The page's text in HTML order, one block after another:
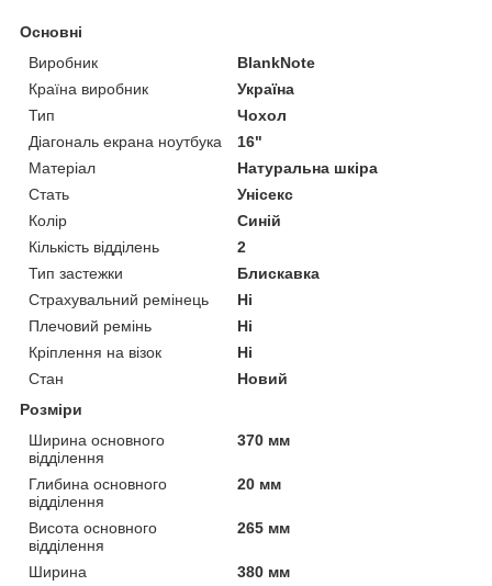
Основні
Виробник
BlankNote
Країна виробник
Україна
Тип
Чохол
Діагональ екрана ноутбука
16"
Матеріал
Натуральна шкіра
Стать
Унісекс
Колір
Синій
Кількість відділень
2
Тип застежки
Блискавка
Страхувальний ремінець
Ні
Плечовий ремінь
Ні
Кріплення на візок
Ні
Стан
Новий
Розміри
Ширина основного
відділення
370 мм
Глибина основного
відділення
20 мм
Висота основного
відділення
265 мм
Ширина
380 мм